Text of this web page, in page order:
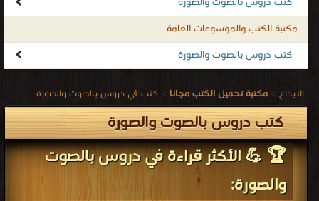
مكتبة الكتب والموسوعات العامة
كتب دروس بالصوت والصورة
الابداع > مكتبة تحميل الكتب مجانا > كتب في دروس بالصوت والصورة
كتب دروس بالصوت والصورة
🏆 💪 الأكثر قراءة في دروس بالصوت
والصورة: